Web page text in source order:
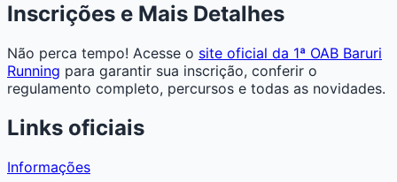
Inscrições e Mais Detalhes
Não perca tempo! Acesse o site oficial da 1ª OAB Baruri
Running para garantir sua inscrição, conferir o
regulamento completo, percursos e todas as novidades.
Links oficiais
Informações